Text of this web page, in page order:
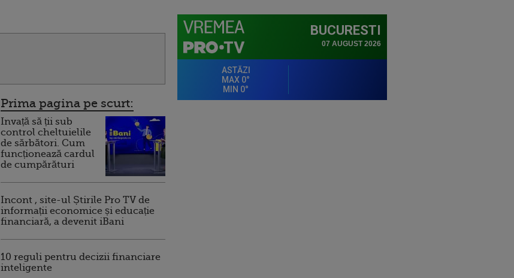
Prima pagina pe scurt:
Invață să ții sub
control cheltuielile
de sărbători. Cum
funcționează cardul
de cumpărături
Incont , site-ul Știrile Pro TV de
informații economice și educație
financiară, a devenit iBani
10 reguli pentru decizii financiare
inteligente